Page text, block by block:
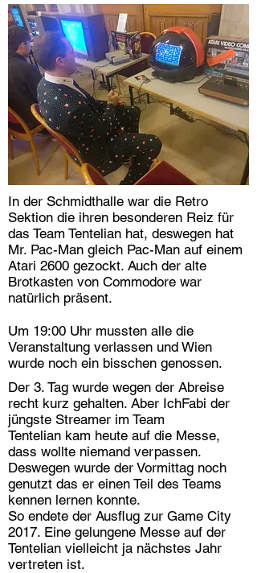
In der Schmidthalle war die Retro
Sektion die ihren besonderen Reiz für
das Team Tentelian hat, deswegen hat
Mr. Pac-Man gleich Pac-Man auf einem
Atari 2600 gezockt. Auch der alte
Brotkasten von Commodore war
natürlich präsent.
Um 19:00 Uhr mussten alle die
Veranstaltung verlassen und Wien
wurde noch ein bisschen genossen.
Der 3. Tag wurde wegen der Abreise
recht kurz gehalten. Aber IchFabi der
jüngste Streamer im Team
Tentelian kam heute auf die Messe,
dass wollte niemand verpassen.
Deswegen wurde der Vormittag noch
genutzt das er einen Teil des Teams
kennen lernen konnte.
So endete der Ausflug zur Game City
2017. Eine gelungene Messe auf der
Tentelian vielleicht ja nächstes Jahr
vertreten ist.